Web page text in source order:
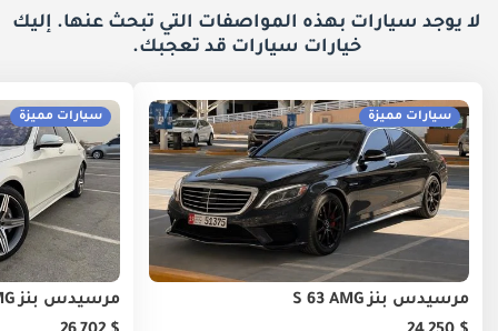
لا يوجد سيارات بهذه المواصفات التي تبحث عنها. إليك
خيارات سيارات قد تعجبك.
سيارات مميزة
مرسيدس بنز S 63 AMG
سيارات مميزة
مرسيدس بنز S 63 AMG